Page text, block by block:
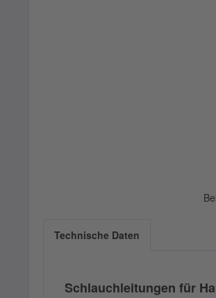
Technische Daten
Schlauchleitungen für